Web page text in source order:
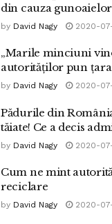
din cauza gunoaielor
by David Nagy 2020-07-
„Marile minciuni
autorităților pun
by David Nagy 2020-
Pădurile din
tăiate! Ce a decis
by David Nagy 2020-
Cum ne mint
reciclare
by David Nagy 2020-